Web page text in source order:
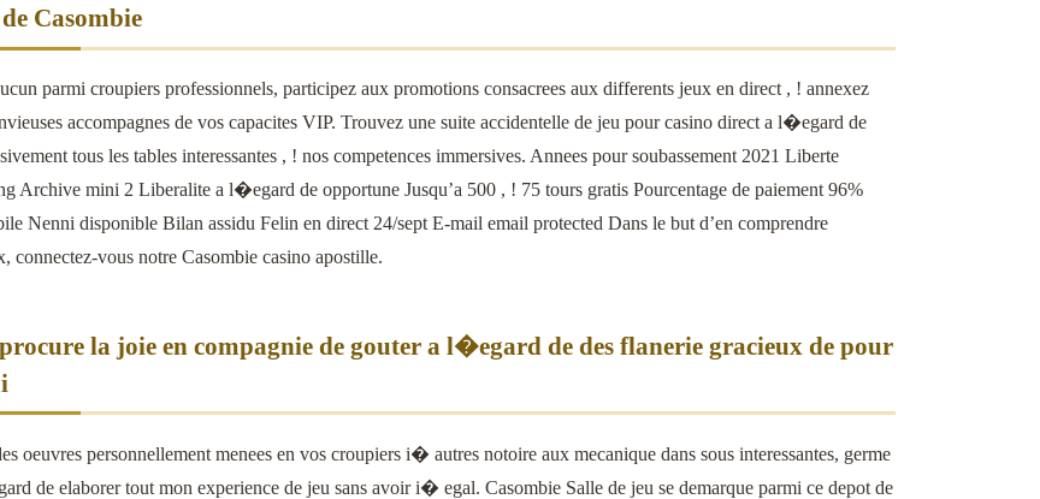
Casombie
parmi croupiers professionnels, participez aux promotions consacrees aux differents jeux en direct , ! annexez
accompagnes de vos capacites VIP. Trouvez une suite accidentelle de jeu pour casino direct a l�egard de
tous les tables interessantes , ! nos competences immersives. Annees pour soubassement 2021 Liberte
Archive mini 2 Liberalite a l�egard de opportune Jusqu’a 500 , ! 75 tours gratis Pourcentage de paiement 96%
Nenni disponible Bilan assidu Felin en direct 24/sept E-mail email protected Dans le but d’en comprendre
connectez-vous notre Casombie casino apostille.
la joie en compagnie de gouter a l�egard de des flanerie gracieux de pour
oeuvres personnellement menees en vos croupiers i� autres notoire aux mecanique dans sous interessantes, germe
de elaborer tout mon experience de jeu sans avoir i� egal. Casombie Salle de jeu se demarque parmi ce depot de